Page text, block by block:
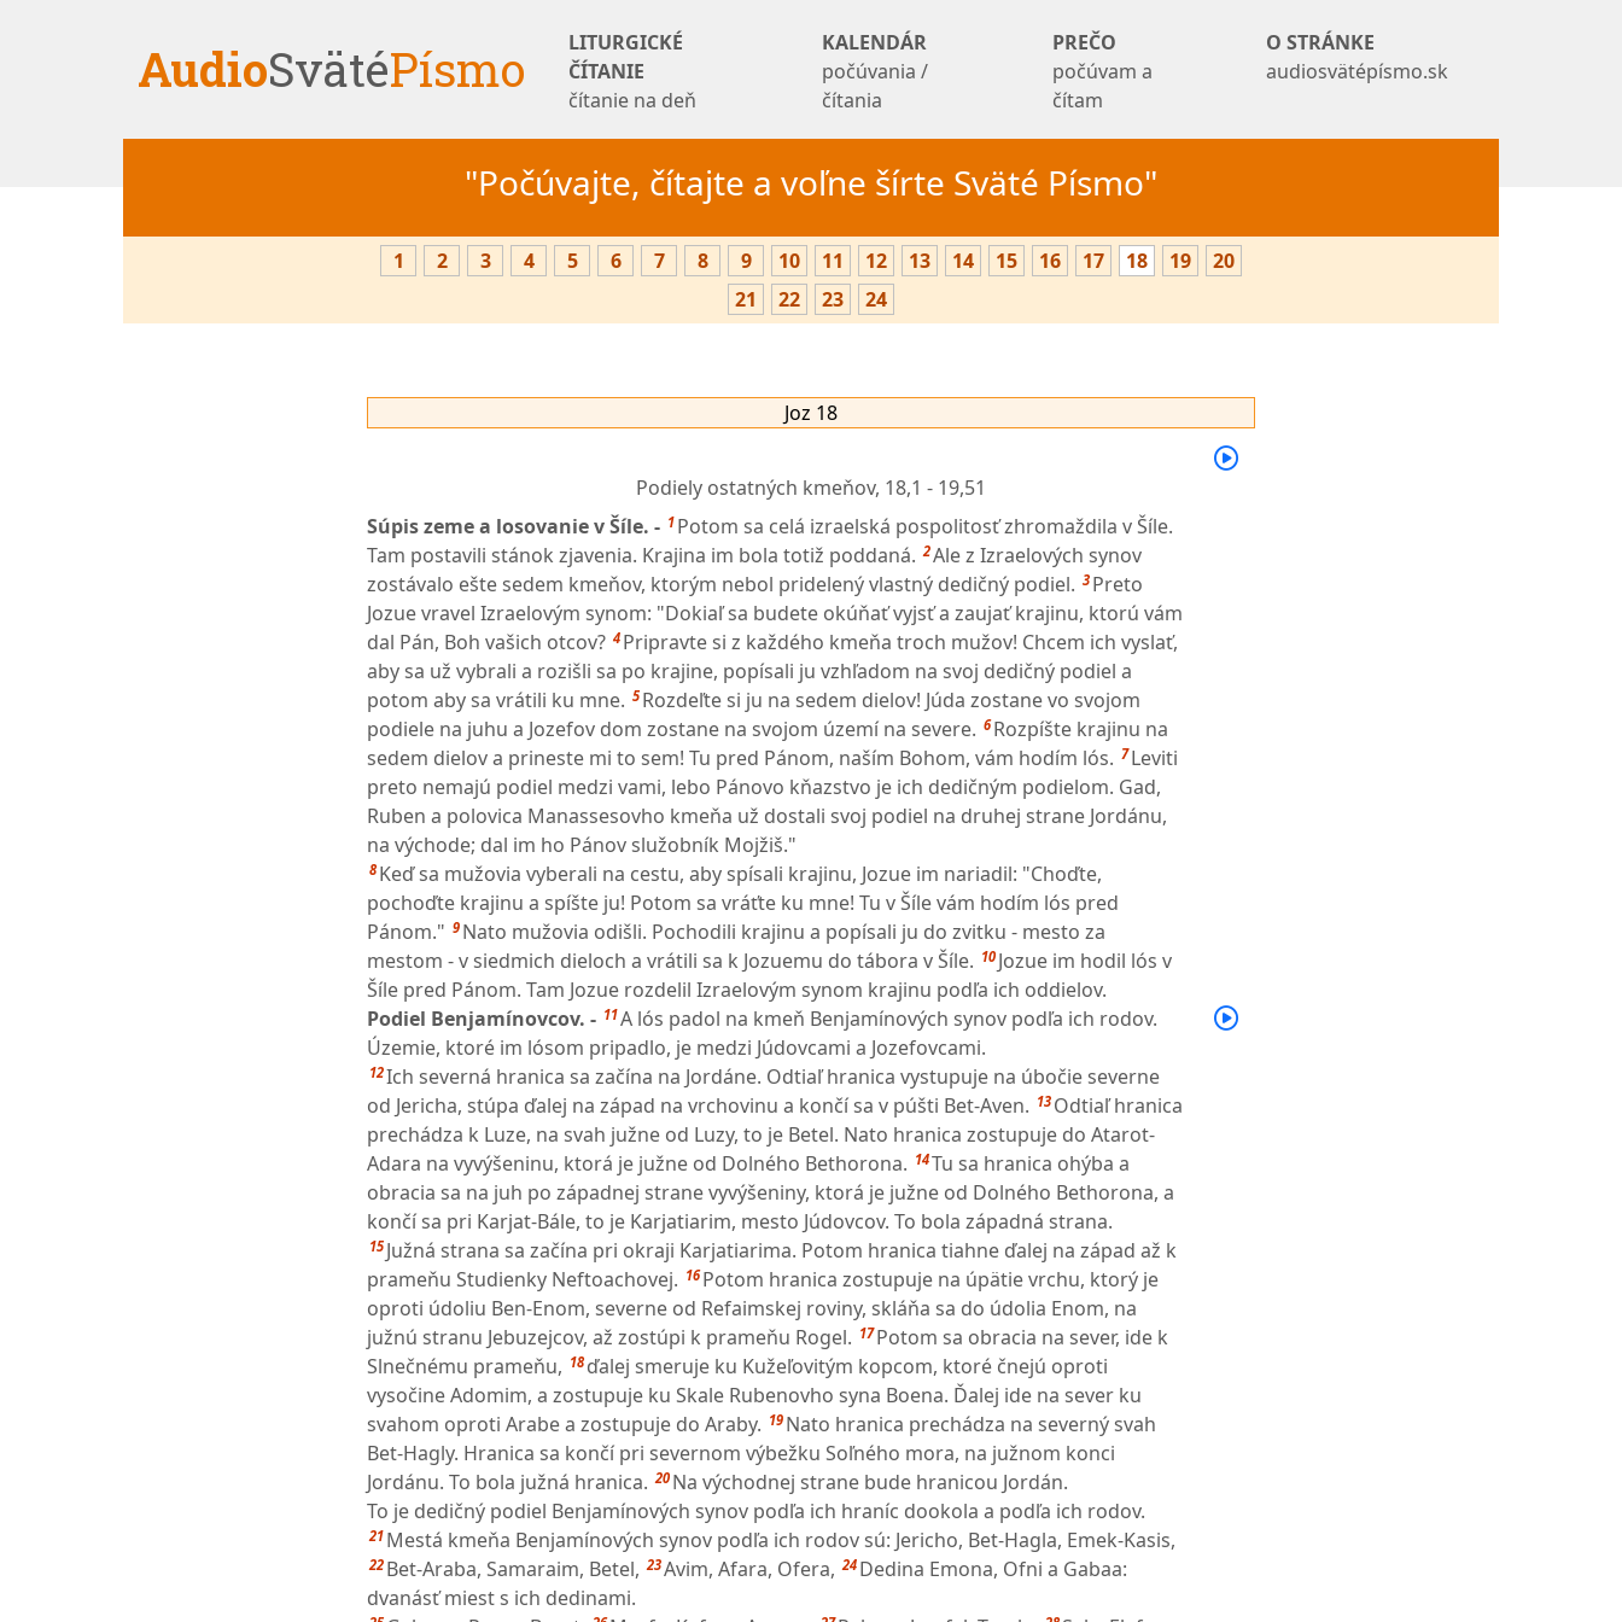
AudioSvätéPísmo
LITURGICKÉ
ČÍTANIE
čítanie na deň
KALENDÁR
počúvania /
čítania
PREČO
počúvam a
čítam
O STRÁNKE
audiosvätépísmo.sk
"Počúvajte, čítajte a voľne šírte Sväté Písmo"
1 2 3 4 5 6 7 8 9 10 11 12 13 14 15 16 17 18 19
20
21
22 23 24
Joz 18
Podiely ostatných kmeňov, 18,1 - 19,51
Súpis zeme a losovanie v Šíle. - 1 Potom sa celá izraelská pospolitosť zhromaždila v Šíle.
Tam postavili stánok zjavenia. Krajina im bola totiž poddaná. 2Ale z Izraelových synov
zostávalo ešte sedem kmeňov, ktorým nebol pridelený vlastný dedičný podiel. 3 Preto
Jozue vravel Izraelovým synom: "Dokiaľ sa budete okúňať vyjsť a zaujať krajinu, ktorú vám
dal Pán, Boh vašich otcov? 4 Pripravte si z každého kmeňa troch mužov! Chcem ich vyslať,
aby sa už vybrali a rozišli sa po krajine, popísali ju vzhľadom na svoj dedičný podiel a
potom aby sa vrátili ku mne. 5 Rozdeľte si ju na sedem dielov! Júda zostane vo svojom
podiele na juhu a Jozefov dom zostane na svojom území na severe. 6 Rozpíšte krajinu na
sedem dielov a prineste mi to sem! Tu pred Pánom, naším Bohom, vám hodím lós. 7 Leviti
preto nemajú podiel medzi vami, lebo Pánovo kňazstvo je ich dedičným podielom. Gad,
Ruben a polovica Manassesovho kmeňa už dostali svoj podiel na druhej strane Jordánu,
na východe; dal im ho Pánov služobník Mojžiš."
8 Keď sa mužovia vyberali na cestu, aby spísali krajinu, Jozue im nariadil: "Choďte,
pochoďte krajinu a spíšte ju! Potom sa vráťte ku mne! Tu v Šíle vám hodím lós pred
Pánom." 9 Nato mužovia odišli. Pochodili krajinu a popísali ju do zvitku - mesto za
mestom - v siedmich dieloch a vrátili sa k Jozuemu do tábora v Šíle. 10 Jozue im hodil lós v
Šíle pred Pánom. Tam Jozue rozdelil Izraelovým synom krajinu podľa ich oddielov.
Podiel Benjamínovcov. - 11A lós padol na kmeň Benjamínových synov podľa ich rodov.
Územie, ktoré im lósom pripadlo, je medzi Júdovcami a Jozefovcami.
12Ich severná hranica sa začína na Jordáne. Odtiaľ hranica vystupuje na úbočie severne
od Jericha, stúpa ďalej na západ na vrchovinu a končí sa v púšti Bet-Aven. 13 Odtiaľ hranica
prechádza k Luze, na svah južne od Luzy, to je Betel. Nato hranica zostupuje do Atarot-
Adara na vyvýšeninu, ktorá je južne od Dolného Bethorona. 14Tu sa hranica ohýba a
obracia sa na juh po západnej strane vyvýšeniny, ktorá je južne od Dolného Bethorona, a
končí sa pri Karjat-Bále, to je Karjatiarim, mesto Júdovcov. To bola západná strana.
15 Južná strana sa začína pri okraji Karjatiarima. Potom hranica tiahne ďalej na západ až k
prameňu Studienky Neftoachovej. 16 Potom hranica zostupuje na úpätie vrchu, ktorý je
oproti údoliu Ben-Enom, severne od Refaimskej roviny, skláňa sa do údolia Enom, na
južnú stranu Jebuzejcov, až zostúpi k prameňu Rogel. 17 Potom sa obracia na sever, ide k
Slnečnému prameňu, 18 ďalej smeruje ku Kužeľovitým kopcom, ktoré čnejú oproti
vysočine Adomim, a zostupuje ku Skale Rubenovho syna Boena. Ďalej ide na sever ku
svahom oproti Arabe a zostupuje do Araby. 19 Nato hranica prechádza na severný svah
Bet-Hagly. Hranica sa končí pri severnom výbežku Soľného mora, na južnom konci
Jordánu. To bola južná hranica. 20 Na východnej strane bude hranicou Jordán.
To je dedičný podiel Benjamínových synov podľa ich hraníc dookola a podľa ich rodov.
21 Mestá kmeňa Benjamínových synov podľa ich rodov sú: Jericho, Bet-Hagla, Emek-Kasis,
22 Bet-Araba, Samaraim, Betel, 23Avim, Afara, Ofera, 24 Dedina Emona, Ofni a Gabaa:
dvanásť miest s ich dedinami.